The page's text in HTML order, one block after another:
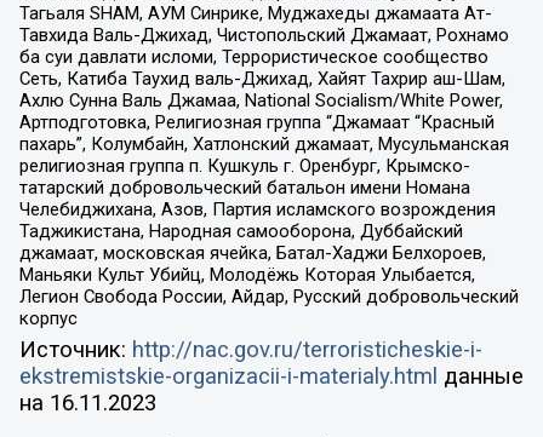
Тагьаля SHAM, АУМ Синрике, Муджахеды джамаата Ат-
Тавхида Валь-Джихад, Чистопольский Джамаат, Рохнамо
ба суи давлати исломи, Террористическое сообщество
Сеть, Катиба Таухид валь-Джихад, Хайят Тахрир аш-Шам,
Ахлю Сунна Валь Джамаа, National Socialism/White Power,
Артподготовка, Религиозная группа “Джамаат “Красный
пахарь”, Колумбайн, Хатлонский джамаат, Мусульманская
религиозная группа п. Кушкуль г. Оренбург, Крымско-
татарский добровольческий батальон имени Номана
Челебиджихана, Азов, Партия исламского возрождения
Таджикистана, Народная самооборона, Дуббайский
джамаат, московская ячейка, Батал-Хаджи Белхороев,
Маньяки Культ Убийц, Молодёжь Которая Улыбается,
Легион Свобода России, Айдар, Русский добровольческий
корпус
Источник: http://nac.gov.ru/terroristicheskie-i-
ekstremistskie-organizacii-i-materialy.html данные
на 16.11.2023